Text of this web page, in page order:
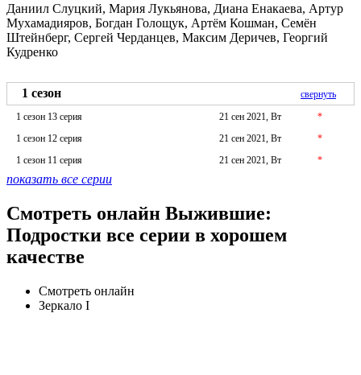
Даниил Слуцкий, Мария Лукьянова, Диана Енакаева, Артур
Мухамадияров, Богдан Голощук, Артём Кошман, Семён
Штейнберг, Сергей Черданцев, Максим Деричев, Георгий
Кудренко
1 сезон
свернуть
1 сезон 13 серия
21 сен 2021, Вт
*
1 сезон 12 серия
21 сен 2021, Вт
*
1 сезон 11 серия
21 сен 2021, Вт *
показать все серии
Смотреть онлайн Выжившие:
Подростки все серии в хорошем
качестве
Смотреть онлайн
Зеркало I